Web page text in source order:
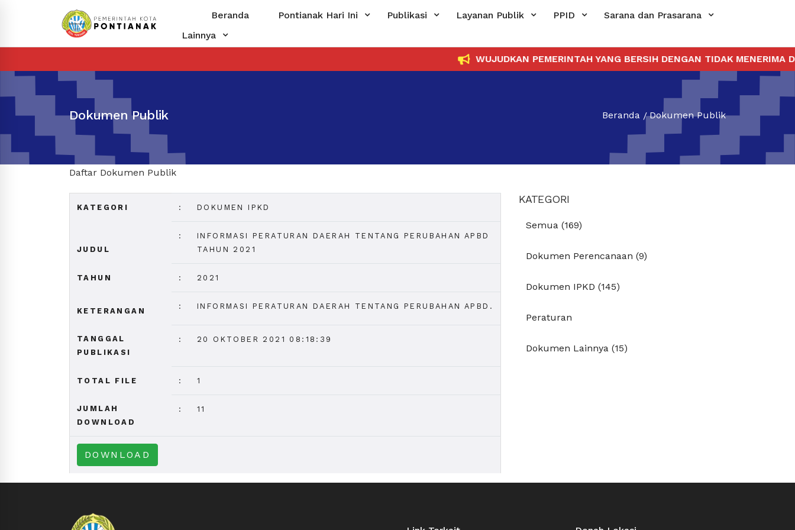
Beranda Pontianak Hari Ini Publikasi Layanan Publik PPID
Sarana dan Prasarana
Lainnya
WUJUDKAN PEMERINTAH YANG BERSIH DENGAN TIDAK MENERIMA
Dokumen Publik Beranda Dokumen Publik
Daftar Dokumen Publik
KATEGORI : DOKUMEN IPKD
JUDUL
:
INFORMASI PERATURAN DAERAH TENTANG PERUBAHAN APBD
TAHUN 2021
TAHUN : 2021
KETERANGAN
: INFORMASI PERATURAN DAERAH TENTANG PERUBAHAN APBD.
TANGGAL
PUBLIKASI
: 20 OKTOBER 2021 08:18:39
TOTAL FILE : 1
JUMLAH
DOWNLOAD
: 11
DOWNLOAD
KATEGORI
Semua (169)
Dokumen Perencanaan (9)
Dokumen IPKD (145)
Peraturan
Dokumen Lainnya (15)